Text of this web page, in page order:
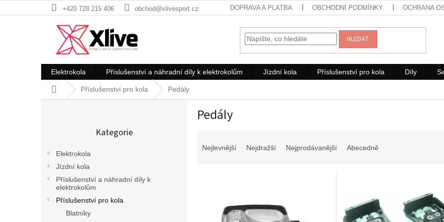
na
+420 728 215 406 obchod@xlivesport.cz DOPRAVA A PLATBA OBCHODNÍ PODMÍNKY OCHRANA
HLEDAT
Elektrokola Příslušenství a náhradní díly k elektrokolům Jízdní kola Příslušenství pro kola Díly
Domů Příslušenství pro kola Pedály
Kategorie
Elektrokola
Jízdní kola
Příslušenství a náhradní díly k
elektrokolům
Příslušenství pro kola
Blatníky
Pedály
Nejlevnější Nejdražší Nejprodávanější Abecedně